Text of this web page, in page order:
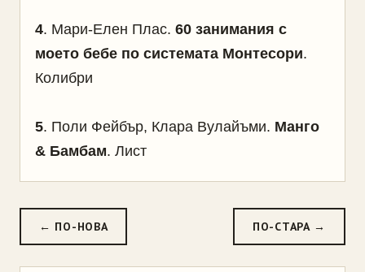
4. Мари-Елен Плас. 60 занимания с
моето бебе по системата Монтесори.
Колибри
5. Поли Фейбър, Клара Вулайъми. Манго
& Бамбам. Лист
← ПО-НОВА ПО-СТАРА →